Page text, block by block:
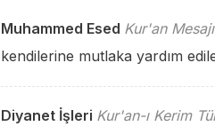
Muhammed Esed Kur'an Mesajı
kendilerine mutlaka yardım
Diyanet İşleri Kur'an-ı Kerim